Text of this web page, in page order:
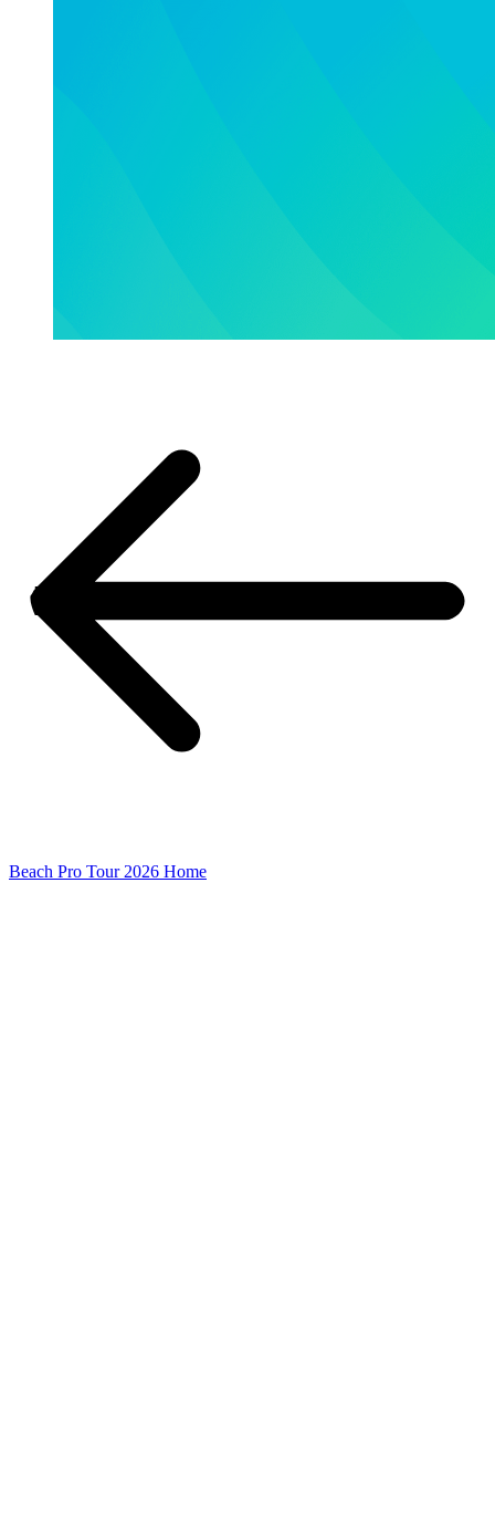
Beach Pro Tour 2026 Home